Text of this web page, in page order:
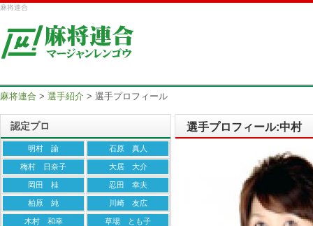
麻将連合
麻将連合 > 選手紹介 > 選手プロフィール
選手プロフィール:中村
認定プロ
明村 諭 石原 真人
梅村 日奈子 大居 大介
岡田 桂 忍田 幸夫
柏原 純 川崎 友広
木村 和幸 草場 とも子